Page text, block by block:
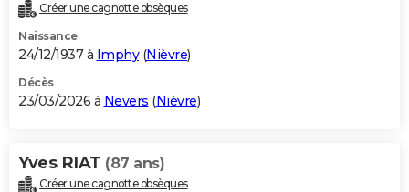
Destinations
City break
Voyage nature
Voyage de noces
Forum
Climat
+PHOTO
GUIDES D'ACHAT
BONS PLANS
Carte de Noël
Carte Bonne année
Carte Saint-Valentin
Carte Pâques
Carte d'anniversaire
DICTIONNAIRE
Créer une cagnotte obsèques
Naissance
24/12/1937 à Imphy(Nièvre)
Décès
23/03/2026 à Nevers (Nièvre)
Yves RIAT (87 ans)
Créer une cagnotte obsèques